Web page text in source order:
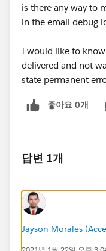
is there any way to
in the email debug
I would like to
delivered and not
state permanent
좋아요 0개
답변 1개
Jayson Morales